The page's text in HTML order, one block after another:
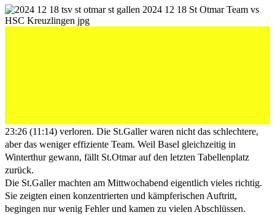
23:26 (11:14) verloren. Die St.Galler waren nicht das schlechtere,
aber das weniger effiziente Team. Weil Basel gleichzeitig in
Winterthur gewann, fällt St.Otmar auf den letzten Tabellenplatz
zurück.
Die St.Galler machten am Mittwochabend eigentlich vieles richtig.
Sie zeigten einen konzentrierten und kämpferischen Auftritt,
begingen nur wenig Fehler und kamen zu vielen Abschlüssen.